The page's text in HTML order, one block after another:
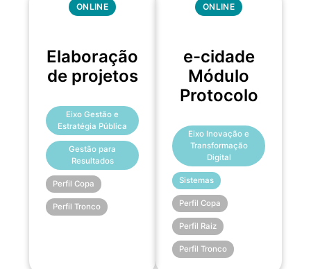
ONLINE
Elaboração
de projetos
Eixo Gestão e
Estratégia Pública
Gestão para
Resultados
Perfil Copa
Perfil Tronco
ONLINE
e-cidade
Módulo
Protocolo
Eixo Inovação e
Transformação
Digital
Sistemas
Perfil Copa
Perfil Raiz
Perfil Tronco